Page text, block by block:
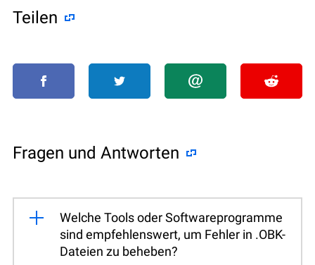
Teilen
Fragen und Antworten
Welche Tools oder Softwareprogramme
sind empfehlenswert, um Fehler in .OBK-
Dateien zu beheben?